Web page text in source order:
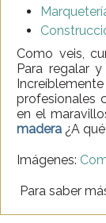
Como veis,
Para regalar
profesionales
en el
madera ¿A
Imágenes:
Para saber